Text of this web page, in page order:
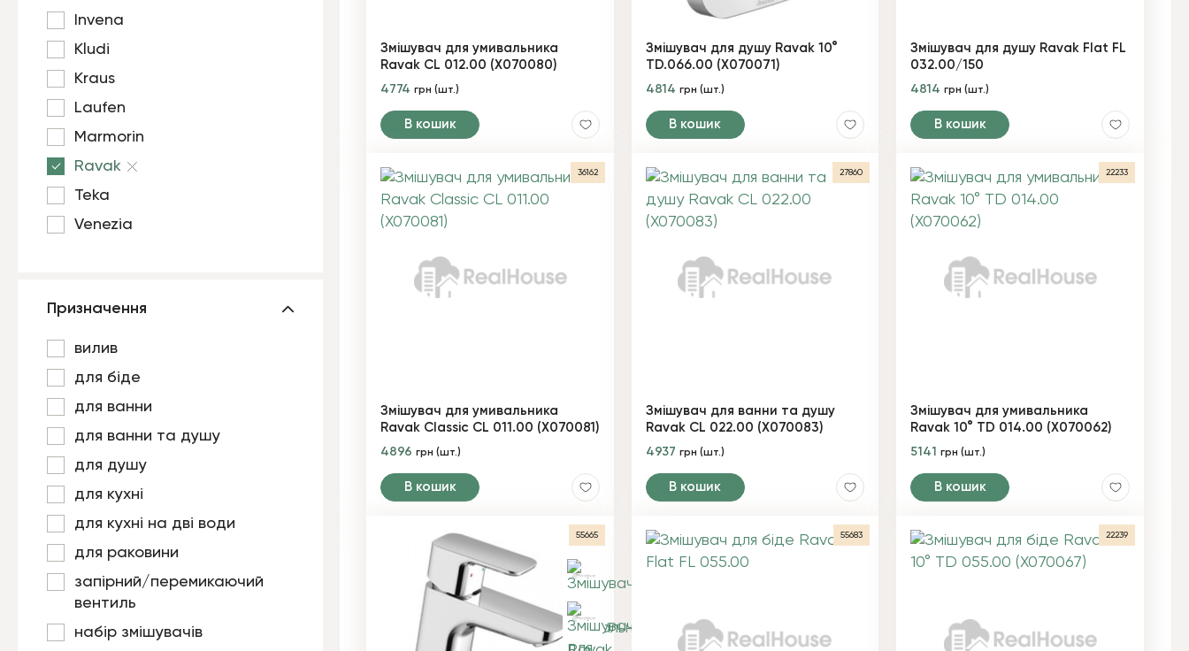
Invena
Kludi
Kraus
Laufen
Marmorin
Ravak
Teka
Venezia
Призначення
вилив
для біде
для ванни
для ванни та душу
для душу
для кухні
для кухні на дві води
для раковини
запірний/перемикаючий
вентиль
набір змішувачів
Змішувач для умивальника
Ravak CL 012.00 (X070080)
4774 грн (шт.)
В кошик
Змішувач для душу Ravak 10°
TD.066.00 (X070071)
4814 грн (шт.)
В кошик
Змішувач для душу Ravak Flat FL
032.00/150
4814грн (шт.)
В кошик
36162
Змішувач для умивальника
Ravak Classic CL 011.00 (X070081)
4896 грн (шт.)
В кошик
27860
Змішувач для ванни та душу
Ravak CL 022.00 (X070083)
4937 грн (шт.)
В кошик
22233
Змішувач для умивальника
Ravak 10° TD 014.00 (X070062)
5141грн (шт.)
В кошик
55665 55683 22239